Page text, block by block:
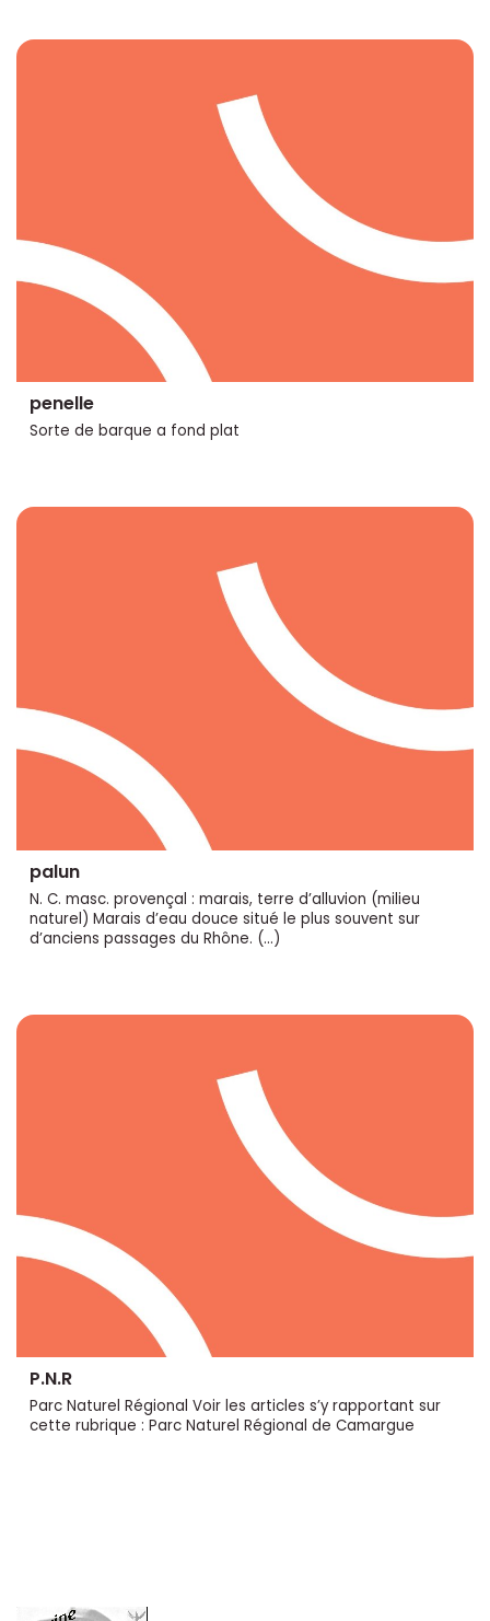
penelle
Sorte de barque a fond plat
palun
N. C. masc. provençal : marais, terre d’alluvion (milieu
naturel) Marais d’eau douce situé le plus souvent sur
d’anciens passages du Rhône. (…)
P.N.R
Parc Naturel Régional Voir les articles s’y rapportant sur
cette rubrique : Parc Naturel Régional de Camargue